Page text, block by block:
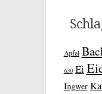
Apfel
630 Ei
Ingwer